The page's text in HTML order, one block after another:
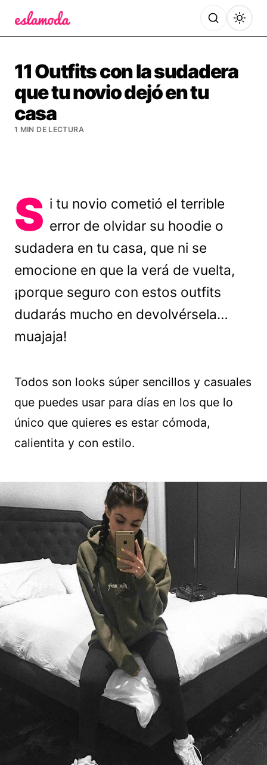
11 Outfits con la sudadera
que tu novio dejó en tu
casa
1 MIN DE LECTURA
S i tu novio cometió el terrible
error de olvidar su hoodie o
sudadera en tu casa, que ni se
emocione en que la verá de vuelta,
¡porque seguro con estos outfits
dudarás mucho en devolvérsela…
muajaja!
Todos son looks súper sencillos y casuales
que puedes usar para días en los que lo
único que quieres es estar cómoda,
calientita y con estilo.